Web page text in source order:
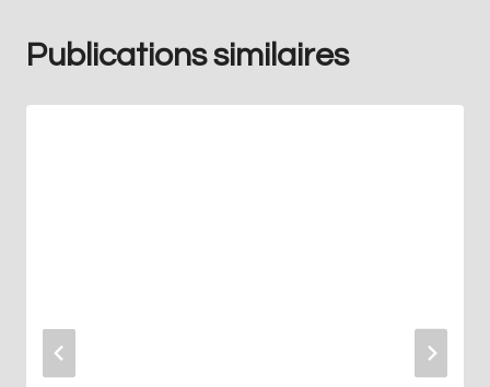
Publications similaires